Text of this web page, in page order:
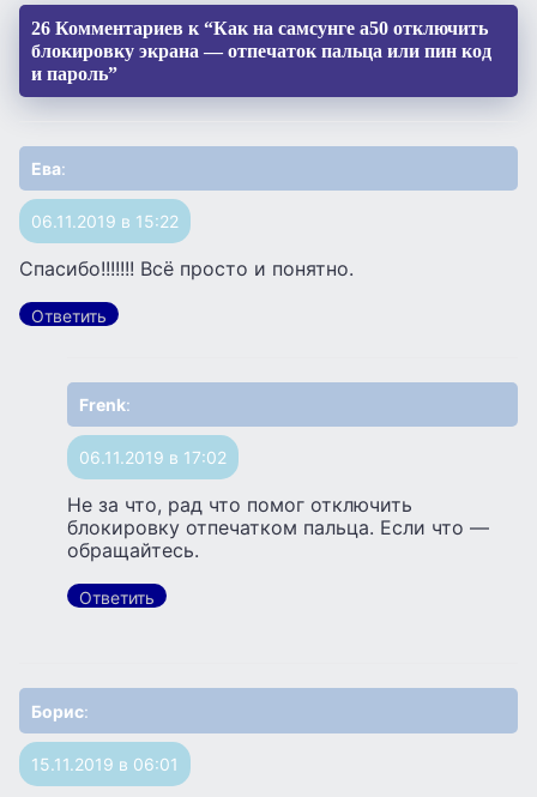
26 Комментариев к “Как на самсунге а50 отключить
блокировку экрана — отпечаток пальца или пин код
и пароль”
Ева:
06.11.2019 в 15:22
Спасибо!!!!!!! Всё просто и понятно.
Ответить
Frenk:
06.11.2019 в 17:02
Не за что, рад что помог отключить
блокировку отпечатком пальца. Если что —
обращайтесь.
Ответить
Борис:
15.11.2019 в 06:01